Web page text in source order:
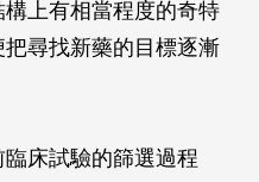
上有相當程度的奇特
尋找新藥的目標逐漸
床試驗的篩選過程